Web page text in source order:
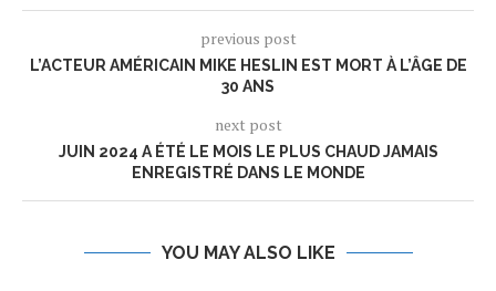
previous post
L’ACTEUR AMÉRICAIN MIKE HESLIN EST MORT À L’ÂGE DE
30 ANS
next post
JUIN 2024 A ÉTÉ LE MOIS LE PLUS CHAUD JAMAIS
ENREGISTRÉ DANS LE MONDE
YOU MAY ALSO LIKE